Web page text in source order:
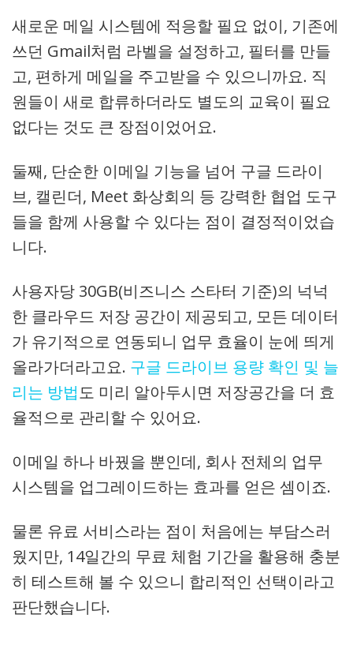
새로운 메일 시스템에 적응할 필요 없이, 기존에
쓰던 Gmail처럼 라벨을 설정하고, 필터를 만들
고, 편하게 메일을 주고받을 수 있으니까요. 직
원들이 새로 합류하더라도 별도의 교육이 필요
없다는 것도 큰 장점이었어요.
둘째, 단순한 이메일 기능을 넘어 구글 드라이
브, 캘린더, Meet 화상회의 등 강력한 협업 도구
들을 함께 사용할 수 있다는 점이 결정적이었습
니다.
사용자당 30GB(비즈니스 스타터 기준)의 넉넉
한 클라우드 저장 공간이 제공되고, 모든 데이터
가 유기적으로 연동되니 업무 효율이 눈에 띄게
올라가더라고요. 구글 드라이브 용량 확인 및 늘
리는 방법도 미리 알아두시면 저장공간을 더 효
율적으로 관리할 수 있어요.
이메일 하나 바꿨을 뿐인데, 회사 전체의 업무
시스템을 업그레이드하는 효과를 얻은 셈이죠.
물론 유료 서비스라는 점이 처음에는 부담스러
웠지만, 14일간의 무료 체험 기간을 활용해 충분
히 테스트해 볼 수 있으니 합리적인 선택이라고
판단했습니다.